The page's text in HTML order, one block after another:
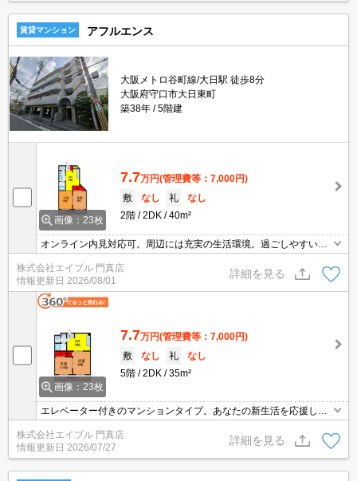
賃貸マンション アフルエンス
大阪メトロ谷町線/大日駅 徒歩8分
大阪府守口市大日東町
築38年
5階建
画像：23枚
7.7万円(管理費等：7,000円)
敷
なし 礼
なし
2階
2DK 40m²
オンライン内見対応可。周辺には充実の生活環境。過ごしやすい生
活環境が整っています。
株式会社エイブル 門真店
情報更新日 2026/08/01
詳細を見る
画像：23枚
7.7万円(管理費等：7,000円)
敷
なし 礼
なし
5階
2DK 35m²
エレベーター付きのマンションタイプ。あなたの新生活を応援しま
す。ぜひお問合せください。
株式会社エイブル 門真店
情報更新日 2026/07/27
詳細を見る